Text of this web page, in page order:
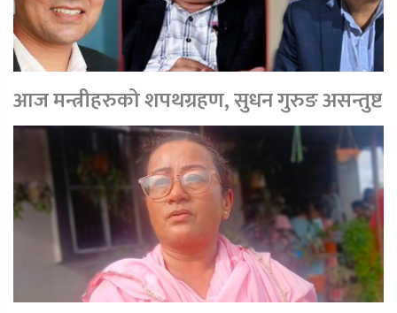
आज मन्त्रीहरुको शपथग्रहण, सुधन गुरुङ असन्तुष्ट